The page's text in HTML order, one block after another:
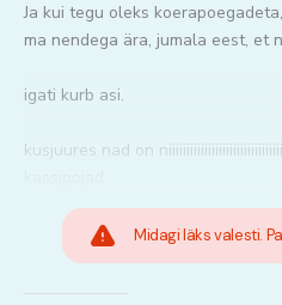
Ja kui tegu oleks
ma nendega ära, jumala eest, et
igati kurb asi.
kusjuures nad on
Midagi läks valesti.